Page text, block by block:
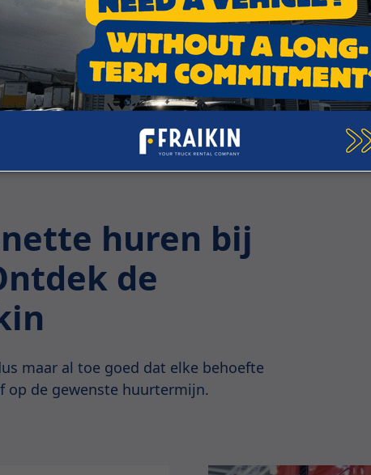
adviseurs en ontdek samen onze oplossingen om u te
huren bij
de
maar al toe goed dat elke behoefte
op de gewenste huurtermijn.